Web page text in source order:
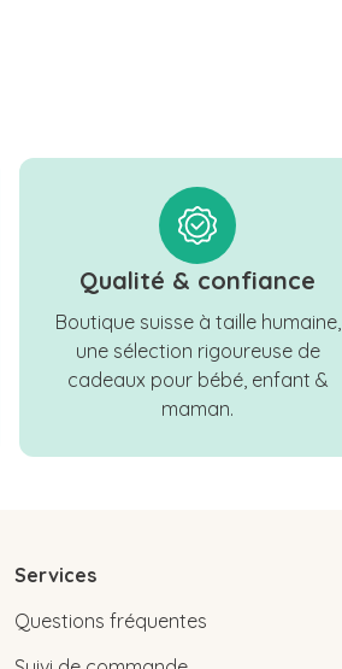
Qualité & confiance
Boutique suisse à taille humaine,
une sélection rigoureuse de
cadeaux pour bébé, enfant &
maman.
Services
Questions fréquentes